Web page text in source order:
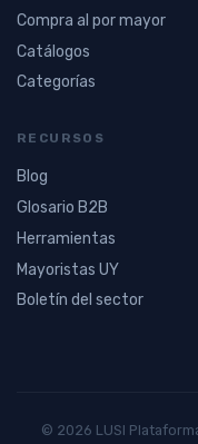
Compra al por mayor
Catálogos
Categorías
RECURSOS
Blog
Glosario B2B
Herramientas
Mayoristas UY
Boletín del sector
© 2026 LUSI